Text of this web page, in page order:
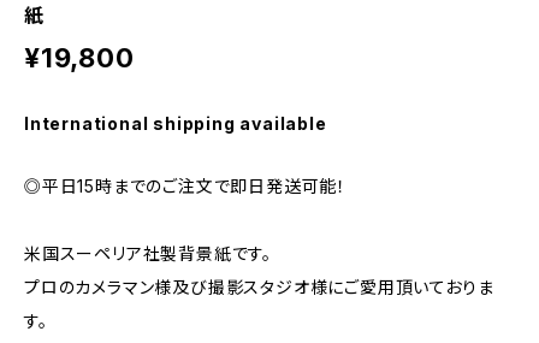
紙
¥19,800
International shipping available
◎平日15時までのご注文で即日発送可能！
米国スーペリア社製背景紙です。
プロのカメラマン様及び撮影スタジオ様にご愛用頂いておりま
す。